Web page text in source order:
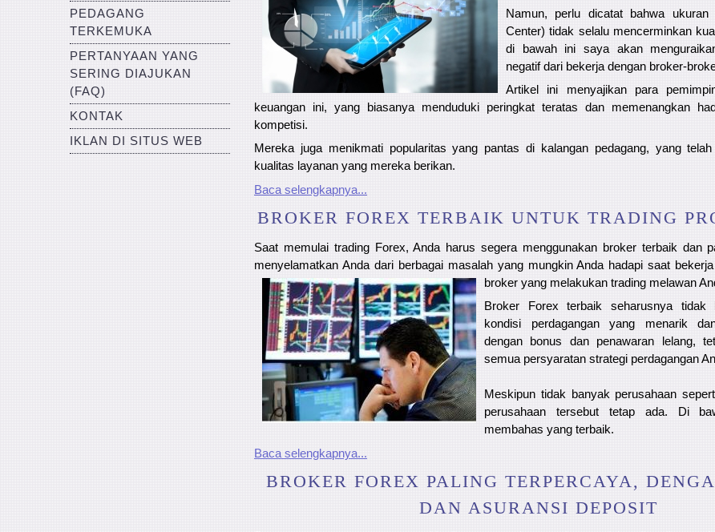
PEDAGANG
TERKEMUKA
PERTANYAAN YANG
SERING DIAJUKAN
(FAQ)
KONTAK
IKLAN DI SITUS WEB
Namun, perlu dicatat bahwa
Center) tidak selalu mencerminkan
di bawah ini saya akan
negatif dari bekerja dengan broker-
Artikel ini menyajikan para
keuangan ini, yang biasanya menduduki peringkat teratas dan memenangkan
kompetisi.
Mereka juga menikmati popularitas yang pantas di kalangan pedagang, yang
kualitas layanan yang mereka berikan.
Baca selengkapnya...
BROKER FOREX TERBAIK UNTUK TRADING
Saat memulai trading Forex, Anda harus segera menggunakan broker terbaik dan
menyelamatkan Anda dari berbagai masalah yang mungkin Anda hadapisaat
broker yang melakukan trading melawan
Broker Forex terbaik seharusnya tidak
kondisi perdagangan yang menarik
dengan bonus dan penawaran lelang,
semua persyaratan strategi perdagangan
Meskipun tidak banyak perusahaan
perusahaan tersebut tetap ada. Di
membahas yang terbaik.
Baca selengkapnya...
BROKER FOREX PALING TERPERCAYA,
DAN ASURANSI DEPOSIT